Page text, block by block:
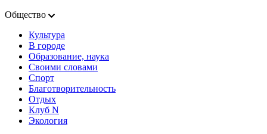
Общество
Культура
В городе
Образование, наука
Своими словами
Спорт
Благотворительность
Отдых
Клуб N
Экология